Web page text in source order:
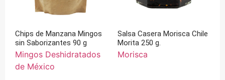
Chips de Manzana Mingos
sin Saborizantes 90 g
Mingos Deshidratados
de México
Salsa Casera Morisca Chile
Morita 250 g.
Morisca